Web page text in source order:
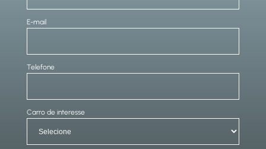
E-mail
Telefone
Carro de interesse